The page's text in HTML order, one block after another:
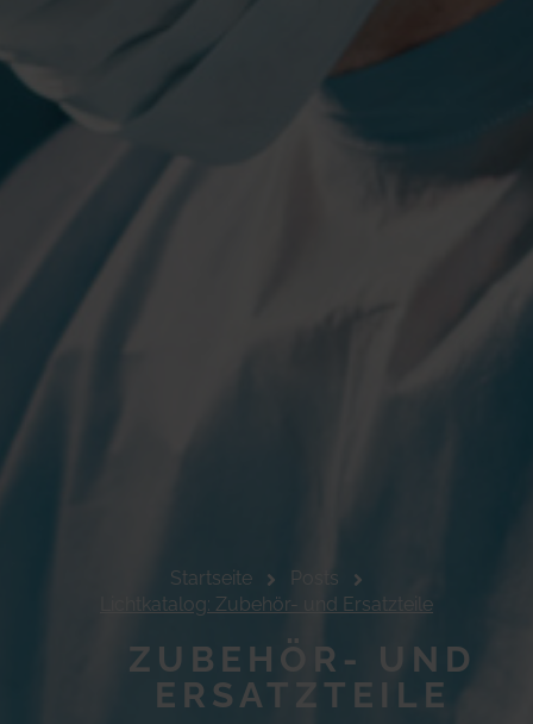
Startseite
Posts
Lichtkatalog: Zubehör- und Ersatzteile
ZUBEHÖR- UND
ERSATZTEILE